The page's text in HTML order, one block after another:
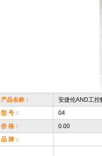
产品名称：
安捷伦AND工控
型 号：
04
价 格：
0.00
品 牌：